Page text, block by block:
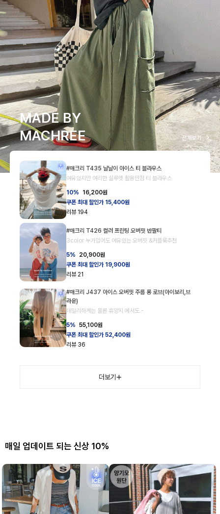
MADE BY
MACHREE
전체보기
#매크리 T435 날날이 아이스 티 블라우스
여유있지만 여리한 실루엣 활용만점 티 블라우스
10% 16,200원
쿠폰 최대 할인가 15,400원
리뷰 194
#매크리 T426 컬러 프린팅 오버핏 반팔티
3color 누가입어도 여유있는 오버핏 &커플룩추천
5% 20,900원
쿠폰 최대 할인가 19,900원
리뷰 21
#매크리 J437 아이스 오버핏 주름 롱 로브(아이보리,브
라운)
데일리하게는 물론 휴양지 에서도 -
5% 55,100원
쿠폰 최대 할인가 52,400원
리뷰 36
더보기
매일 업데이트 되는 신상 10%